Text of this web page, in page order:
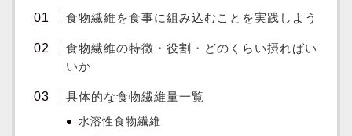
食物繊維を食事に組み込むことを実践しよう
食物繊維の特徴・役割・どのくらい摂ればい
いか
具体的な食物繊維量一覧
水溶性食物繊維